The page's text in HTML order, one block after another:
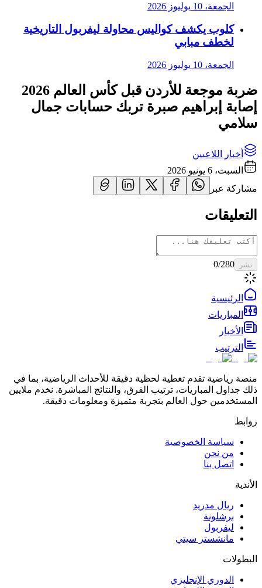
الجمعة، 10 يوليوز 2026
كلوب يكشف كواليس محاولة ليفربول التاريخية
لخطف مبابي
الجمعة، 10 يوليوز 2026
ضربة موجعة للأردن قبل كأس العالم 2026
إصابة إبراهيم صبرة تربك حسابات جمال
سلامي
أخبار اللاعبين
السبت، 6 يونيو 2026
مشاركة عبر
التعليقات
نشر 0/280
الرئيسية
المباريات
الأخبار
الترتيب
منصة رياضية تقدم تغطية لحظية دقيقة للأحداث الرياضية، بما في
ذلك جداول المباريات، ترتيب الفرق، والنتائج المباشرة. نخدم ملايين
المستخدمين حول العالم بتجربة متميزة ومعلومات دقيقة.
روابط
سياسة الخصوصية
من نحن
اتصل بنا
الأندية
ريال مدريد
برشلونة
ليفربول
مانشستر سيتي
البطولات
الدوري الإنجليزي